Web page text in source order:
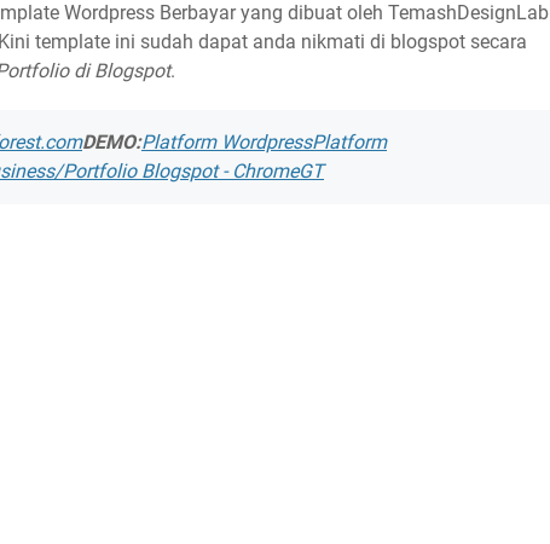
Wordpress Berbayar yang dibuat oleh TemashDesignLab
template ini sudah dapat anda nikmati di blogspot secara
di Blogspot.
DEMO:Platform WordpressPlatform
Portfolio Blogspot - ChromeGT